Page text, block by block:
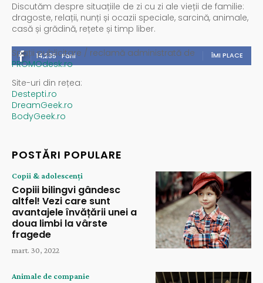
Discutăm despre situațiile de zi cu zi ale vieții de familie:
dragoste, relații, nunți și ocazii speciale, sarcină, animale,
casă și grădină, rețete și timp liber.
14,235 Fani ÎMI PLACE
Spații publicitare / reclamă administrată de
PROMOdesk.ro
Site-uri din rețea:
Destepti.ro
DreamGeek.ro
BodyGeek.ro
POSTĂRI POPULARE
Copii & adolescenți
Copiii bilingvi gândesc
altfel! Vezi care sunt
avantajele învățării unei a
doua limbi la vârste
fragede
mart. 30, 2022
Animale de companie